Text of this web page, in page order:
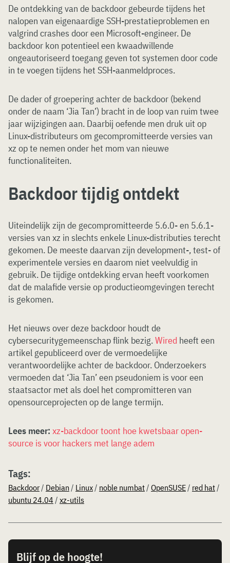
De ontdekking van de backdoor gebeurde tijdens het
nalopen van eigenaardige SSH-prestatieproblemen en
valgrind crashes door een Microsoft-engineer. De
backdoor kon potentieel een kwaadwillende
ongeautoriseerd toegang geven tot systemen door code
in te voegen tijdens het SSH-aanmeldproces.
De dader of groepering achter de backdoor (bekend
onder de naam ‘Jia Tan’) bracht in de loop van ruim twee
jaar wijzigingen aan. Daarbij oefende men druk uit op
Linux-distributeurs om gecompromitteerde versies van
xz op te nemen onder het mom van nieuwe
functionaliteiten.
Backdoor tijdig ontdekt
Uiteindelijk zijn de gecompromitteerde 5.6.0- en 5.6.1-
versies van xz in slechts enkele Linux-distributies terecht
gekomen. De meeste daarvan zijn development-, test- of
experimentele versies en daarom niet veelvuldig in
gebruik. De tijdige ontdekking ervan heeft voorkomen
dat de malafide versie op productieomgevingen terecht
is gekomen.
Het nieuws over deze backdoor houdt de
cybersecuritygemeenschap flink bezig.Wired heeft een
artikel gepubliceerd over de vermoedelijke
verantwoordelijke achter de backdoor. Onderzoekers
vermoeden dat ‘Jia Tan’ een pseudoniem is voor een
staatsactor met als doel het compromitteren van
opensourceprojecten op de lange termijn.
Lees meer: xz-backdoor toont hoe kwetsbaar open-
source is voor hackers met lange adem
Tags:
Backdoor/ Debian / Linux/ noble numbat/ OpenSUSE/ red hat/
ubuntu 24.04 / xz-utils
Blijf op de hoogte!